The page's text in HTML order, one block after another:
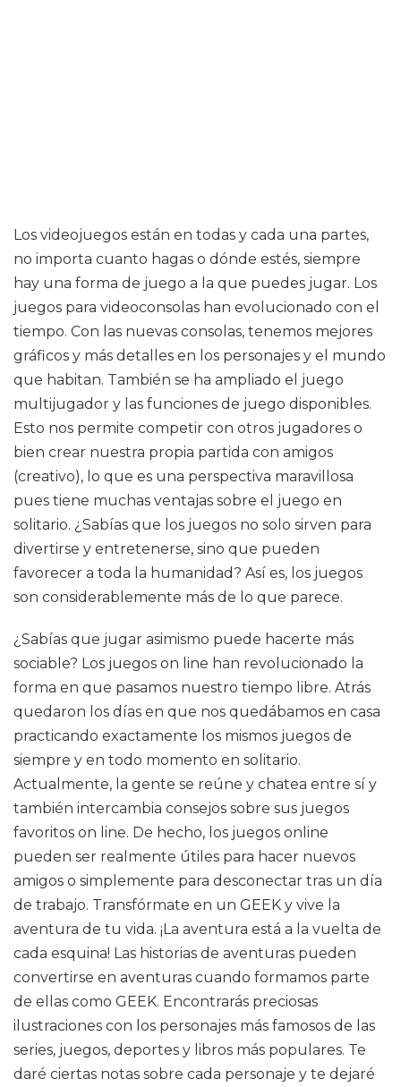
Los videojuegos están en todas y cada una partes,
no importa cuanto hagas o dónde estés, siempre
hay una forma de juego a la que puedes jugar. Los
juegos para videoconsolas han evolucionado con el
tiempo. Con las nuevas consolas, tenemos mejores
gráficos y más detalles en los personajes y el mundo
que habitan. También se ha ampliado el juego
multijugador y las funciones de juego disponibles.
Esto nos permite competir con otros jugadores o
bien crear nuestra propia partida con amigos
(creativo), lo que es una perspectiva maravillosa
pues tiene muchas ventajas sobre el juego en
solitario. ¿Sabías que los juegos no solo sirven para
divertirse y entretenerse, sino que pueden
favorecer a toda la humanidad? Así es, los juegos
son considerablemente más de lo que parece.
¿Sabías que jugar asimismo puede hacerte más
sociable? Los juegos on line han revolucionado la
forma en que pasamos nuestro tiempo libre. Atrás
quedaron los días en que nos quedábamos en casa
practicando exactamente los mismos juegos de
siempre y en todo momento en solitario.
Actualmente, la gente se reúne y chatea entre sí y
también intercambia consejos sobre sus juegos
favoritos on line. De hecho, los juegos online
pueden ser realmente útiles para hacer nuevos
amigos o simplemente para desconectar tras un día
de trabajo. Transfórmate en un GEEK y vive la
aventura de tu vida. ¡La aventura está a la vuelta de
cada esquina! Las historias de aventuras pueden
convertirse en aventuras cuando formamos parte
de ellas como GEEK. Encontrarás preciosas
ilustraciones con los personajes más famosos de las
series, juegos, deportes y libros más populares. Te
daré ciertas notas sobre cada personaje y te dejaré